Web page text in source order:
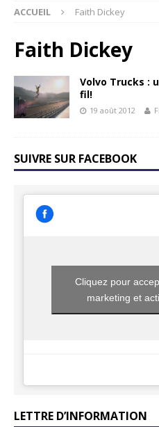
ACCUEIL Faith Dickey
Faith Dickey
Volvo Trucks :
fil!
19 août 2012
SUIVRE SUR FACEBOOK
Cliquez pour
marketing et
LETTRE D’INFORMATION